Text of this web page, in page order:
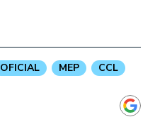
OFICIAL MEP CCL